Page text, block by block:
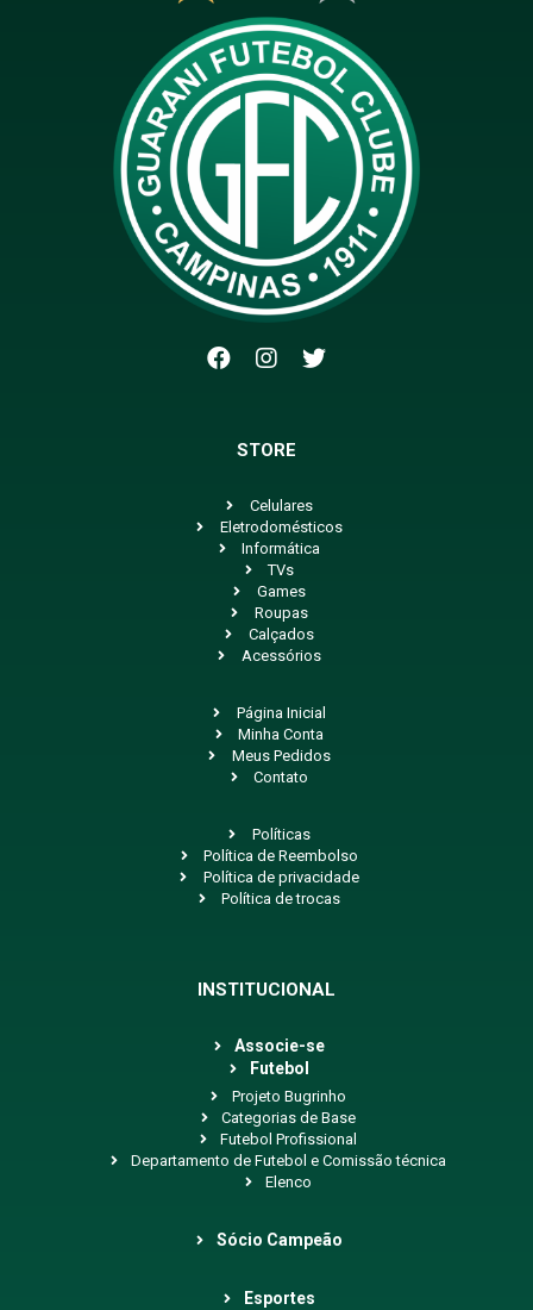
STORE
Celulares
Eletrodomésticos
Informática
TVs
Games
Roupas
Calçados
Acessórios
Página Inicial
Minha Conta
Meus Pedidos
Contato
Políticas
Política de Reembolso
Política de privacidade
Política de trocas
INSTITUCIONAL
Associe-se
Futebol
Projeto Bugrinho
Categorias de Base
Futebol Profissional
Departamento de Futebol e Comissão técnica
Elenco
Sócio Campeão
Esportes